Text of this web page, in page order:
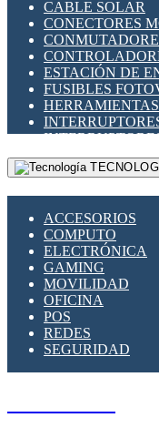
CABLE SOLAR
CONECTORES
ESTACIÓN DE
FUSIBLES
MONTAJE
SUPRESOR DE
APLICACIONES
ACCESORIOS
COMPUTO
ELECTRÓNICA
GAMING
MOVILIDAD
OFICINA
POS
REDES
SEGURIDAD